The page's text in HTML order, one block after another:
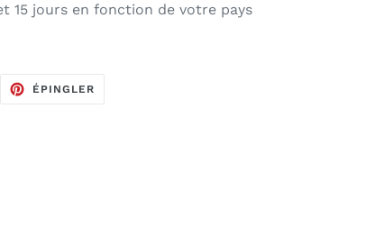
15 jours en fonction de votre pays
ÉPINGLER